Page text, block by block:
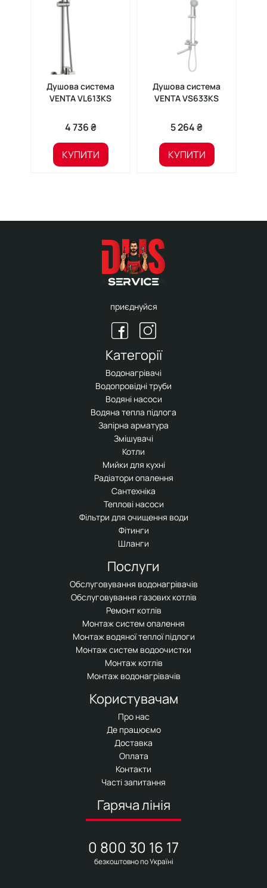
Душова система
VENTA VL613KS
4 736 ₴
КУПИТИ
Душова система
VENTA VS633KS
5 264 ₴
КУПИТИ
приєднуйся
Категорії
Водонагрівачі
Водопровідні труби
Водяні насоси
Водяна тепла підлога
Запірна арматура
Змішувачі
Котли
Мийки для кухні
Радіатори опалення
Сантехніка
Теплові насоси
Фільтри для очищення води
Фітинги
Шланги
Послуги
Обслуговування водонагрівачів
Обслуговування газових котлів
Ремонт котлів
Монтаж систем опалення
Монтаж водяної теплої підлоги
Монтаж систем водоочистки
Монтаж котлів
Монтаж водонагрівачів
Користувачам
Про нас
Де працюємо
Доставка
Оплата
Контакти
Часті запитання
Гаряча лінія
0 800 30 16 17
безкоштовно по Україні